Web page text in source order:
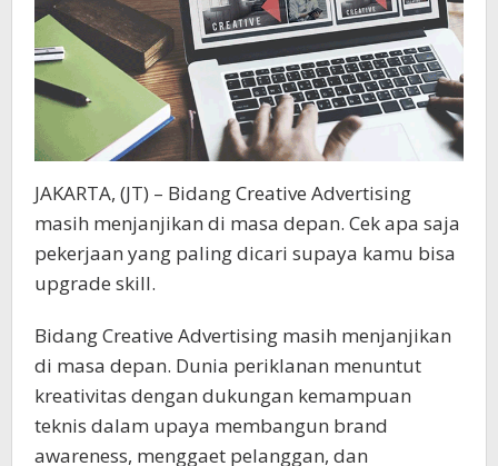
JAKARTA, (JT) – Bidang Creative Advertising
masih menjanjikan di masa depan. Cek apa saja
pekerjaan yang paling dicari supaya kamu bisa
upgrade skill.
Bidang Creative Advertising masih menjanjikan
di masa depan. Dunia periklanan menuntut
kreativitas dengan dukungan kemampuan
teknis dalam upaya membangun brand
awareness, menggaet pelanggan, dan